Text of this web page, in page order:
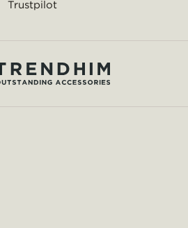
Trustpilot